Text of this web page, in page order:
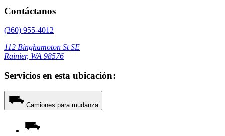
Contáctanos
(360) 955-4012
112 Binghamoton St SE
Rainier, WA 98576
Servicios en esta ubicación:
Camiones para mudanza